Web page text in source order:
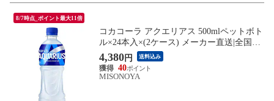
8/7時点_ポイント最大11倍
コカコーラ アクエリアス 500mlペットボト
ル×24本入×(2ケース) メーカー直送|全国送
料無料 アクエリ スポーツドリンク 熱中症
対策 冷凍兼用
4,380円 送料込み
40
MISONOYA